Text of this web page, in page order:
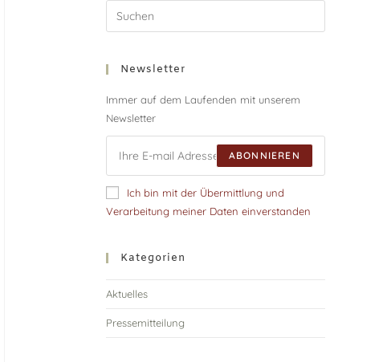
Newsletter
Immer auf dem Laufenden mit unserem
Newsletter
ABONNIEREN
Ich bin mit der Übermittlung und
Verarbeitung meiner Daten einverstanden
Kategorien
Aktuelles
Pressemitteilung